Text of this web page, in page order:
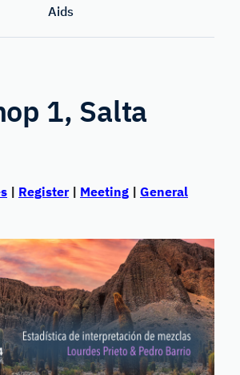
Aids
1, Salta
| Register| Meeting | General